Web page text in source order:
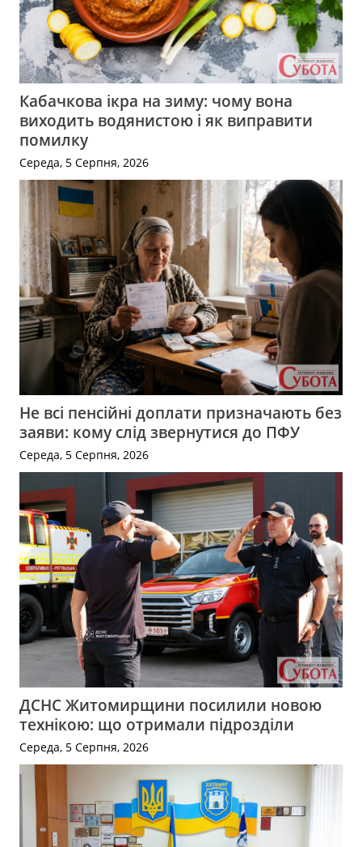
Кабачкова ікра на зиму: чому вона
виходить водянистою і як виправити
помилку
Середа, 5 Серпня, 2026
Не всі пенсійні доплати призначають без
заяви: кому слід звернутися до ПФУ
Середа, 5 Серпня, 2026
ДСНС Житомирщини посилили новою
технікою: що отримали підрозділи
Середа, 5 Серпня, 2026